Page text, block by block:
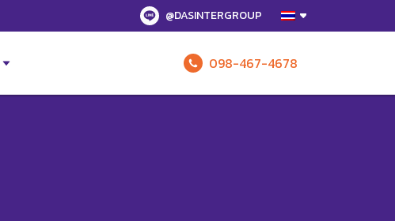
@DASINTERGROUP
098-467-4678